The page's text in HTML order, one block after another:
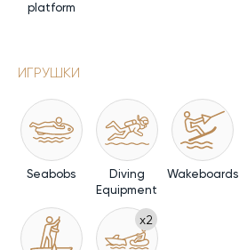
platform
ИГРУШКИ
Seabobs
Diving
Equipment
Wakeboards
x2